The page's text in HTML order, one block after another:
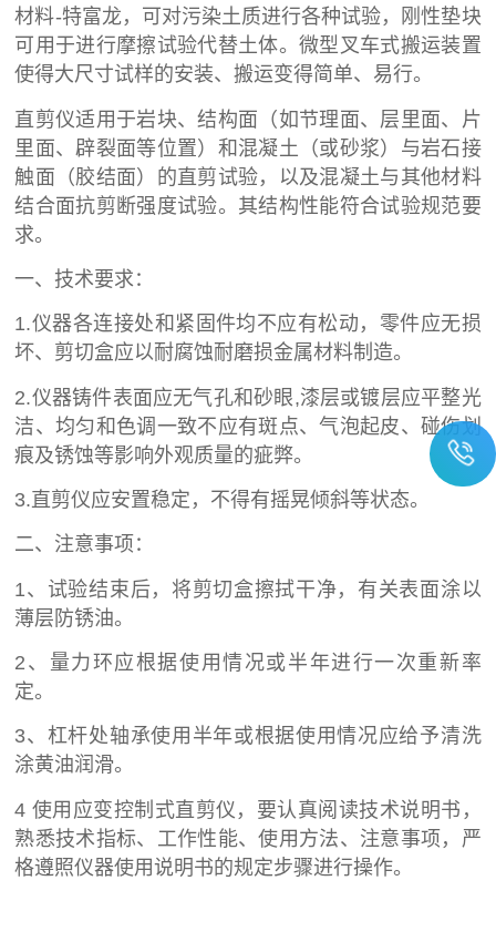
材料-特富龙，可对污染土质进行各种试验，刚性垫块
可用于进行摩擦试验代替土体。微型叉车式搬运装置
使得大尺寸试样的安装、搬运变得简单、易行。
直剪仪适用于岩块、结构面（如节理面、层里面、片
里面、辟裂面等位置）和混凝土（或砂浆）与岩石接
触面（胶结面）的直剪试验，以及混凝土与其他材料
结合面抗剪断强度试验。其结构性能符合试验规范要
求。
一、技术要求：
1.仪器各连接处和紧固件均不应有松动，零件应无损
坏、剪切盒应以耐腐蚀耐磨损金属材料制造。
2.仪器铸件表面应无气孔和砂眼,漆层或镀层应平整光
洁、均匀和色调一致不应有斑点、气泡起皮、碰伤划
痕及锈蚀等影响外观质量的疵弊。
3.直剪仪应安置稳定，不得有摇晃倾斜等状态。
二、注意事项：
1、试验结束后，将剪切盒擦拭干净，有关表面涂以
薄层防锈油。
2、量力环应根据使用情况或半年进行一次重新率
定。
3、杠杆处轴承使用半年或根据使用情况应给予清洗
涂黄油润滑。
4 使用应变控制式直剪仪，要认真阅读技术说明书，
熟悉技术指标、工作性能、使用方法、注意事项，严
格遵照仪器使用说明书的规定步骤进行操作。